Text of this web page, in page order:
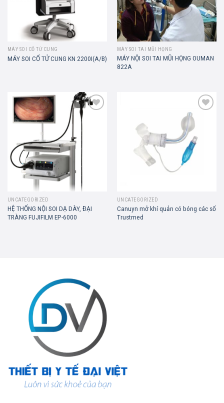
MÁY SOI CỔ TỬ CUNG
MÁY SOI CỔ TỬ CUNG KN 2200I(A/B)
MÁY SOI TAI MŨI HỌNG
MÁY NỘI SOI TAI MŨI HỌNG OUMAN
822A
UNCATEGORIZED
HỆ THỐNG NỘI SOI DẠ DÀY, ĐẠI
TRÀNG FUJIFILM EP-6000
UNCATEGORIZED
Canuyn mở khí quản có bóng các số
Trustmed